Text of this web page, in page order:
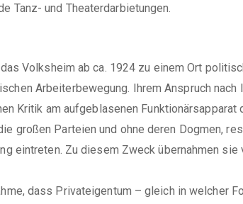
Tanz- und Theaterdarbietungen.
Volksheim ab ca. 1924 zu einem Ort
Arbeiterbewegung. Ihrem Anspruch
Kritik am aufgeblasenen
großen Parteien und ohne deren Dogmen,
eintreten. Zu diesem Zweck übernahmen
dass Privateigentum – gleich in welcher